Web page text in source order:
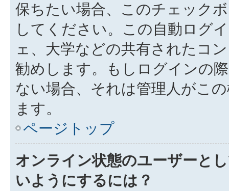
保ちたい場合、このチェック
してください。この自動ログ
ェ、大学などの共有されたコ
勧めします。もしログインの
ない場合、それは管理人がこ
ます。
ページトップ
オンライン状態のユーザーと
いようにするには？